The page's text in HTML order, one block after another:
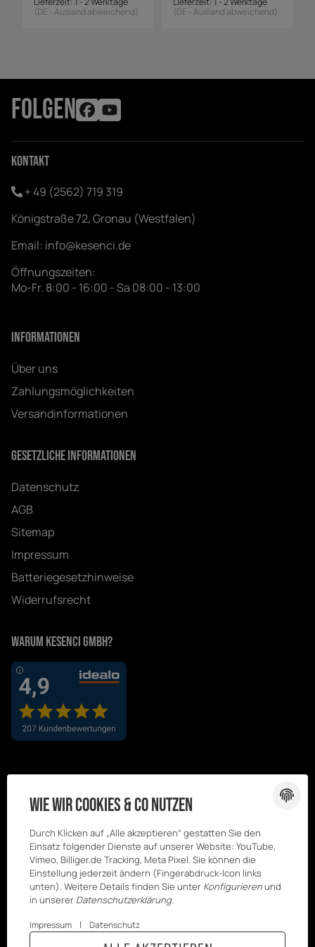
(DE - Ausland abweichend)
(DE - Ausland abweichend)
FOLGEN
Kontakt
+ 49 (2562) 719 319
Königstraße 72, Gronau (Westfalen)
Email: info@kesenci.de
Öffnungszeiten:
Mo-Fr. 8:00 - 16:00 - Sa 08:00 - 13:00
Informationen
Über uns
Zahlungsmöglichkeiten
Versandinformationen
Gesetzliche Informationen
Datenschutz
AGB
Sitemap
Impressum
Batteriegesetzhinweise
Widerrufsrecht
Warum Kesenci GmbH?
© Kesenci
Wie wir Cookies & Co nutzen
Durch Klicken auf „Alle akzeptieren“ gestatten Sie den
Einsatz folgender Dienste auf unserer Website: YouTube,
Vimeo, Billiger.de Tracking, Meta Pixel. Sie können die
Einstellung jederzeit ändern (Fingerabdruck-Icon links
unten). Weitere Details finden Sie unter Konfigurierenund
in unserer Datenschutzerklärung.
Impressum | Datenschutz